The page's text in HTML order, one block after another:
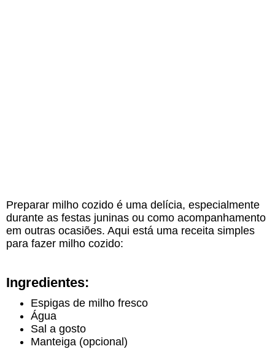
Preparar milho cozido é uma delícia, especialmente
durante as festas juninas ou como acompanhamento
em outras ocasiões. Aqui está uma receita simples
para fazer milho cozido:
Ingredientes:
Espigas de milho fresco
Água
Sal a gosto
Manteiga (opcional)